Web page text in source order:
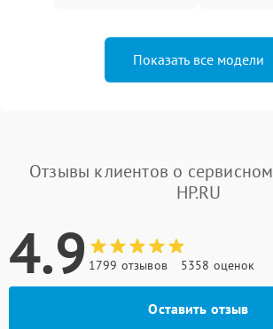
Показать все модели
Отзывы клиентов о
HP.RU
4.9 1799 отзывов 5358 оценок
Оставить отзыв